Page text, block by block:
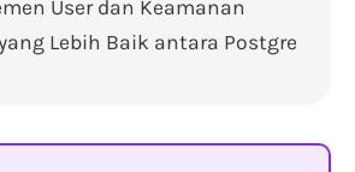
User dan Keamanan
Lebih Baik antara Postgre